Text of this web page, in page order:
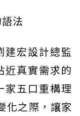
法
建宏設計總監
近真實需求的
家五口重構理
之際，讓家